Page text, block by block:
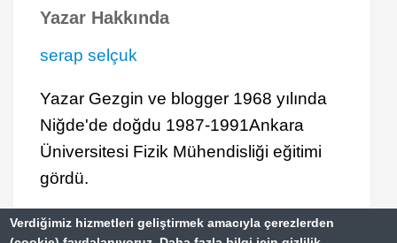
Yazar Hakkında
serap selçuk
Yazar Gezgin ve blogger 1968 yılında
Niğde'de doğdu 1987-1991Ankara
Üniversitesi Fizik Mühendisliği eğitimi
gördü.
Çanakkale'nin Antik Kenti Troya
Verdiğimiz hizmetleri geliştirmek amacıyla çerezlerden